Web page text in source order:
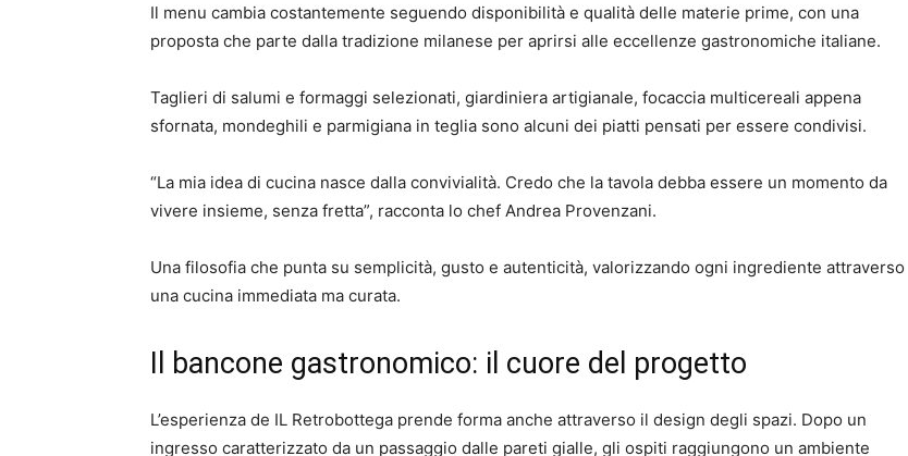
Il menu cambia costantemente seguendo disponibilità e qualità delle materie prime, con una
proposta che parte dalla tradizione milanese per aprirsi alle eccellenze gastronomiche italiane.
Taglieri di salumi e formaggi selezionati, giardiniera artigianale, focaccia multicereali appena
sfornata, mondeghili e parmigiana in teglia sono alcuni dei piatti pensati per essere condivisi.
“La mia idea di cucina nasce dalla convivialità. Credo che la tavola debba essere un momento da
vivere insieme, senza fretta”, racconta lo chef Andrea Provenzani.
Una filosofia che punta su semplicità, gusto e autenticità, valorizzando ogni ingrediente attraverso
una cucina immediata ma curata.
Il bancone gastronomico: il cuore del progetto
L’esperienza de IL Retrobottega prende forma anche attraverso il design degli spazi. Dopo un
ingresso caratterizzato da un passaggio dalle pareti gialle, gli ospiti raggiungono un ambiente